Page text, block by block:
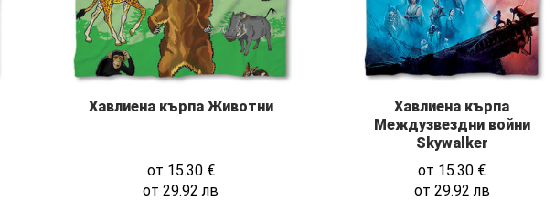
Хавлиена кърпа Животни
от 15.30 €
от29.92лв
Хавлиена кърпа
Междузвездни войни
Skywalker
от 15.30 €
от 29.92лв